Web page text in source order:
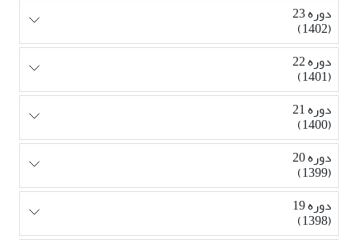
دوره 23
(1402)
دوره 22
(1401)
دوره 21
(1400)
دوره 20
(1399)
دوره 19
(1398)